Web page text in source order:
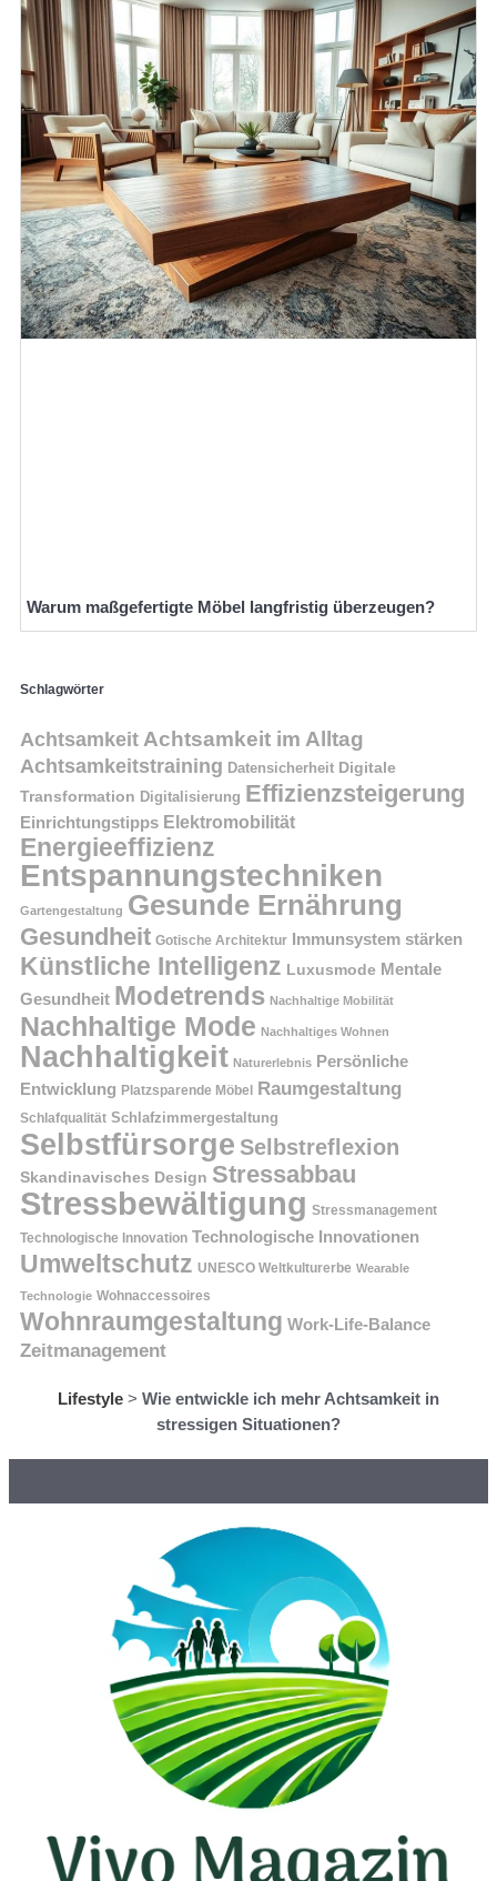
Warum maßgefertigte Möbel langfristig überzeugen?
Schlagwörter
Achtsamkeit Achtsamkeit im Alltag
Achtsamkeitstraining Datensicherheit Digitale
Transformation Digitalisierung Effizienzsteigerung
Einrichtungstipps Elektromobilität
Energieeffizienz
Entspannungstechniken
Gartengestaltung Gesunde Ernährung
Gesundheit Gotische Architektur Immunsystem stärken
Künstliche Intelligenz Luxusmode Mentale
Gesundheit Modetrends Nachhaltige Mobilität
Nachhaltige Mode Nachhaltiges Wohnen
Nachhaltigkeit Naturerlebnis Persönliche
Entwicklung Platzsparende Möbel Raumgestaltung
Schlafqualität Schlafzimmergestaltung
Selbstfürsorge Selbstreflexion
Skandinavisches Design Stressabbau
Stressbewältigung Stressmanagement
Technologische Innovation Technologische Innovationen
Umweltschutz UNESCO Weltkulturerbe Wearable
Technologie Wohnaccessoires
Wohnraumgestaltung Work-Life-Balance
Zeitmanagement
Lifestyle > Wie entwickle ich mehr Achtsamkeit in
stressigen Situationen?